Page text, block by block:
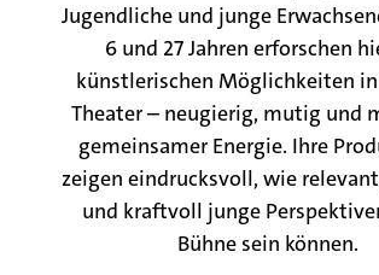
Jugendliche und junge
6 und 27 Jahren erforschen
künstlerischen Möglichkeiten in
Theater – neugierig, mutig und
gemeinsamer Energie. Ihre
zeigen eindrucksvoll, wie
und kraftvoll junge
Bühne sein können.